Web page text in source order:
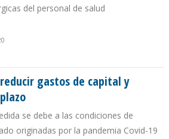
del personal de salud
gastos de capital y
se debe a las condiciones de
originadas por la pandemia Covid-19